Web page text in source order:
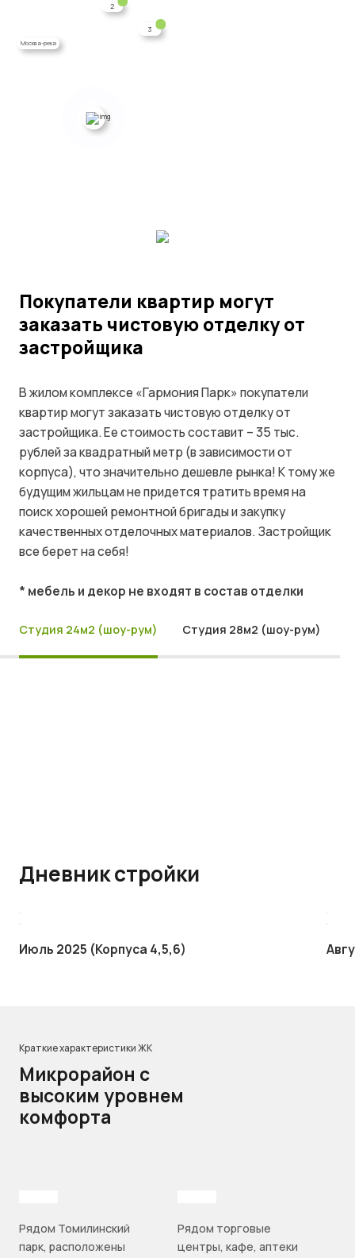
Москва-река
2
3
Покупатели квартир могут
заказать чистовую отделку от
застройщика
В жилом комплексе «Гармония Парк» покупатели
квартир могут заказать чистовую отделку от
застройщика. Ее стоимость составит – 35 тыс.
рублей за квадратный метр (в зависимости от
корпуса), что значительно дешевле рынка! К тому же
будущим жильцам не придется тратить время на
поиск хорошей ремонтной бригады и закупку
качественных отделочных материалов. Застройщик
все берет на себя!
* мебель и декор не входят в состав отделки
Студия 24м2 (шоу-рум) Студия 28м2 (шоу-рум)
Дневник стройки
Июль 2025 (Корпуса 4,5,6)
Краткие характеристики ЖК
Микрорайон с
высоким уровнем
комфорта
Рядом Томилинский
парк, расположены
Рядом торговые
центры, кафе, аптеки